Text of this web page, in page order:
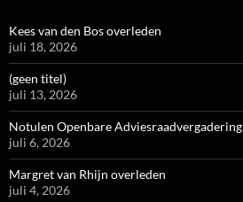
Kees van den Bos overleden
juli 18, 2026
(geen titel)
juli 13, 2026
Notulen Openbare Adviesraadvergadering
juli 6, 2026
Margret van Rhijn overleden
juli 4, 2026